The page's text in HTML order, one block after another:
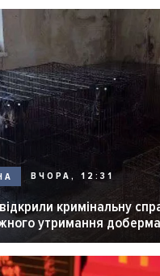
ВЧОРА, 12:31
кримінальну
утримання